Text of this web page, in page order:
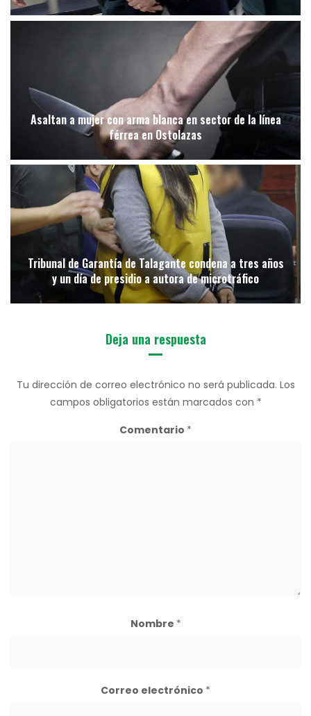
Asaltan a mujer con arma blanca en sector de la línea
férrea en Ostolazas
Tribunal de Garantía de Talagante condena a tres años
y un día de presidio a autora de microtráfico
Deja una respuesta
Tu dirección de correo electrónico no será publicada. Los
campos obligatorios están marcados con *
Comentario *
Nombre *
Correo electrónico *